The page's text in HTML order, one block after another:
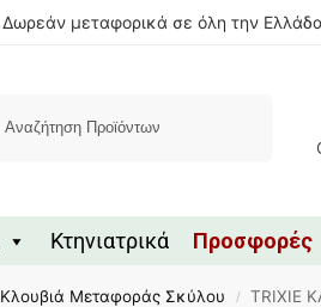
Δωρεάν μεταφορικά σε όλη την Ελλάδα
Κτηνιατρικά Προσφορές
Κλουβιά Μεταφοράς Σκύλου / TRIXIE